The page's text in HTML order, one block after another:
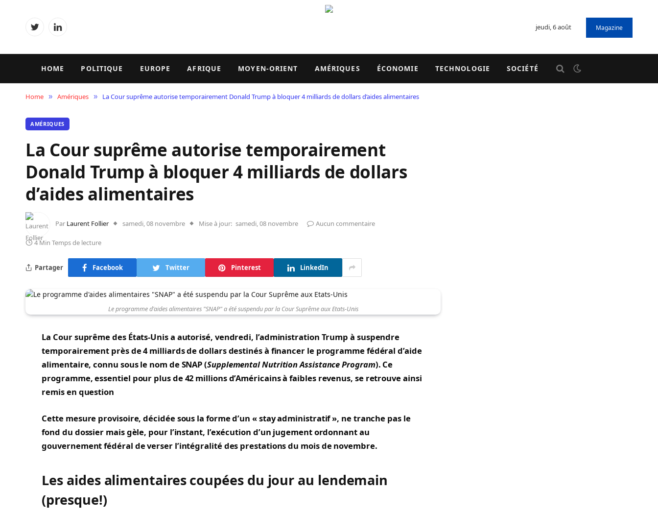
TwitterLinkedIn jeudi, 6 août Magazine
HOME POLITIQUE EUROPE AFRIQUE MOYEN-ORIENT AMÉRIQUES ÉCONOMIE TECHNOLOGIE SOCIÉTÉ
Home » Amériques » La Cour suprême autorise temporairement Donald Trump à bloquer 4 milliards de dollars d’aides alimentaires
AMÉRIQUES
La Cour suprême autorise temporairement
Donald Trump à bloquer 4 milliards de dollars
d’aides alimentaires
Par Laurent Follier samedi, 08 novembre Mise à jour: samedi, 08 novembre Aucun commentaire
4 Min Temps de lecture
Partager Facebook Twitter Pinterest LinkedIn
Le programme d'aides alimentaires "SNAP" a été suspendu par la Cour Suprême aux Etats-Unis
La Cour suprême des États-Unis a autorisé, vendredi, l’administration Trump à suspendre
temporairement près de 4 milliards de dollars destinés à financer le programme fédéral d’aide
alimentaire, connu sous le nom de SNAP (Supplemental Nutrition Assistance Program). Ce
programme, essentiel pour plus de 42 millions d’Américains à faibles revenus, se retrouve ainsi
remis en question
Cette mesure provisoire, décidée sous la forme d’un « stay administratif », ne tranche pas le
fond du dossier mais gèle, pour l’instant, l’exécution d’un jugement ordonnant au
gouvernement fédéral de verser l’intégralité des prestations du mois de novembre.
Les aides alimentaires coupées du jour au lendemain
(presque!)